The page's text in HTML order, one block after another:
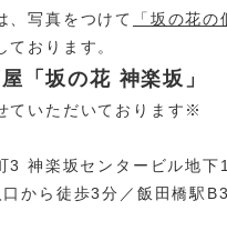
、写真をつけて 「坂の花の
ております。
「坂の花 神楽坂」
ていただいております※
3 神楽坂センタービル地下
口から徒歩3分／飯田橋駅